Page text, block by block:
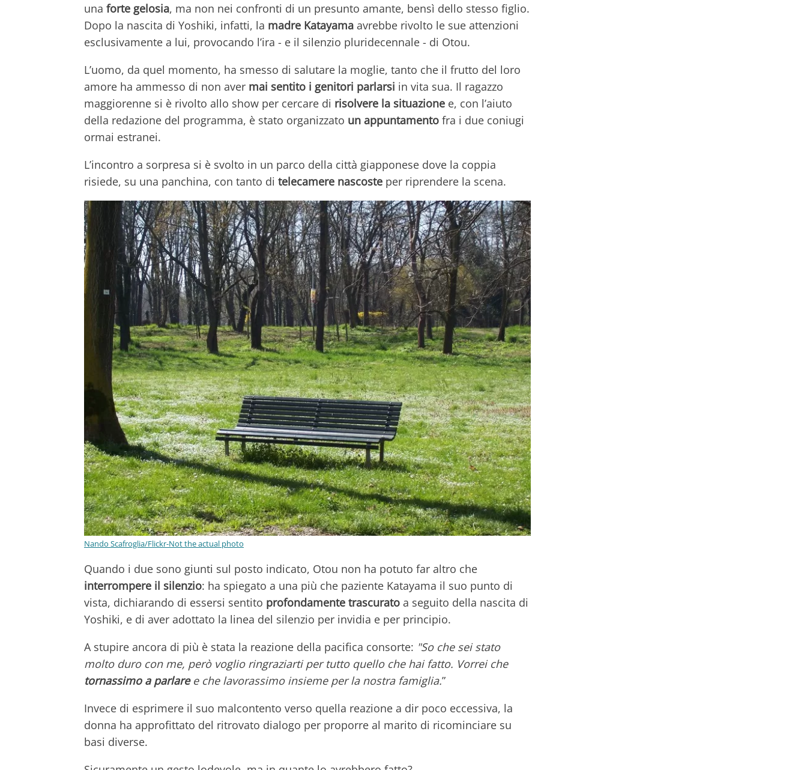
una forte gelosia, ma non nei confronti di un presunto amante, bensì dello stesso figlio.
Dopo la nascita di Yoshiki, infatti, la madre Katayama avrebbe rivolto le sue attenzioni
esclusivamente a lui, provocando l’ira - e il silenzio pluridecennale - di Otou.
L’uomo, da quel momento, ha smesso di salutare la moglie, tanto che il frutto del loro
amore ha ammesso di non aver mai sentito i genitori parlarsi in vita sua. Il ragazzo
maggiorenne si è rivolto allo show per cercare di risolvere la situazione e, con l’aiuto
della redazione del programma, è stato organizzato un appuntamento fra i due coniugi
ormai estranei.
L’incontro a sorpresa si è svolto in un parco della città giapponese dove la coppia
risiede, su una panchina, con tanto di telecamere nascoste per riprendere la scena.
Nando Scafroglia/Flickr-Not the actual photo
Quando i due sono giunti sul posto indicato, Otou non ha potuto far altro che
interrompere il silenzio: ha spiegato a una più che paziente Katayama il suo punto di
vista, dichiarando di essersi sentito profondamente trascurato a seguito della nascita di
Yoshiki, e di aver adottato la linea del silenzio per invidia e per principio.
A stupire ancora di più è stata la reazione della pacifica consorte: "So che sei stato
molto duro con me, però voglio ringraziarti per tutto quello che hai fatto. Vorrei che
tornassimo a parlaree che lavorassimo insieme per la nostra famiglia.”
Invece di esprimere il suo malcontento verso quella reazione a dir poco eccessiva, la
donna ha approfittato del ritrovato dialogo per proporre al marito di ricominciare su
basi diverse.